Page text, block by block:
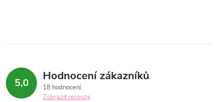
5,0 Hodnocení zákazníků
18 hodnocení
Zobrazit recenze